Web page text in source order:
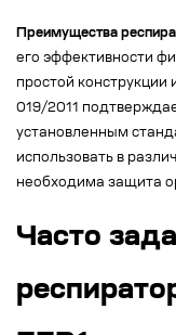
Преимущества
его эффективности
простой
019/2011
установленным
использовать в
необходима защита
Часто